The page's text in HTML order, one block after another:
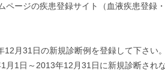
ージの疾患登録サイト（血液疾患登録
月31日の新規診断例を登録して下さい。
1日～2013年12月31日に新規診断され